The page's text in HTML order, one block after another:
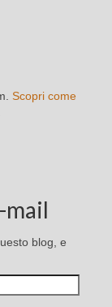
Scopri come
blog, e